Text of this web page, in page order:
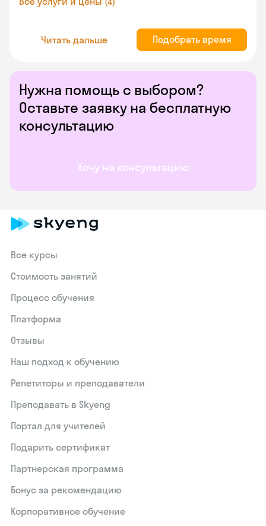
Нужна помощь с выбором?
Оставьте заявку на бесплатную
консультацию
Хочу на консультацию
Читать дальше Подобрать время
Все курсы
Стоимость занятий
Процесс обучения
Платформа
Отзывы
Наш подход к обучению
Репетиторы и преподаватели
Преподавать в Skyeng
Портал для учителей
Подарить сертификат
Партнерская программа
Бонус за рекомендацию
Корпоративное обучение